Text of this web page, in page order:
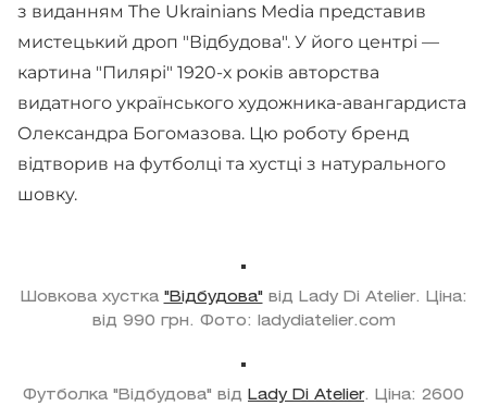
з виданням The Ukrainians Media представив
мистецький дроп "Відбудова". У його центрі —
картина "Пилярі" 1920-х років авторства
видатного українського художника-авангардиста
Олександра Богомазова. Цю роботу бренд
відтворив на футболці та хустці з натурального
шовку.
Шовкова хустка "Відбудова"від Lady Di Atelier. Ціна:
від 990 грн. Фото: ladydiatelier.com
Футболка "Відбудова" від Lady Di Atelier. Ціна: 2600